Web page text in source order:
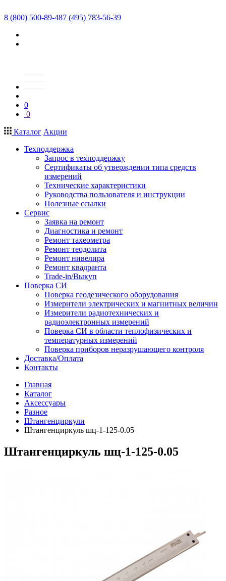
8 (800) 500-89-487 (495) 783-56-39
0
0
Каталог Акции
Техподдержка
Запрос в техподдержку
Сертификаты об утверждении типа средств
измерений
Технические характеристики
Руководства пользователя и инструкции
Полезные ссылки
Сервис
Заявка на ремонт
Диагностика и ремонт
Ремонт тахеометра
Ремонт теодолита
Ремонт нивелира
Ремонт квадранта
Trade-in/Выкуп
Поверка СИ
Поверка геодезического оборудования
Измерители электрических и магнитных величин
Измерители радиотехнических и
радиоэлектронных измерений
Поверка СИ в области теплофизических и
температурных измерений
Поверка приборов неразрушающего контроля
Доставка/Оплата
Контакты
Главная
Каталог
Аксессуары
Разное
Штангенциркули
Штангенциркуль шц-1-125-0.05
Штангенциркуль шц-1-125-0.05